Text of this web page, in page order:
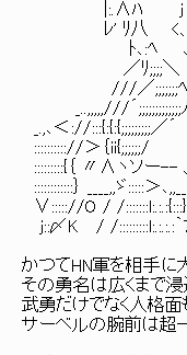
|:.∧ﾊ j ／
ﾚ' ﾘ八 <
ﾄ､:ﾍ ､_ ＿
／ﾘ;;;;
///／;;;;;;;
_..,,,,,///
_.,､＜://
:::::::::://＞｛
:::::::::{｛ 〃∧ヽソ
::::::::::::｝ ____,,ゞ
∨::::://O / /
j::〆K / /
かつてHN軍を相手に
その勇名は広くまで浸
武勇だけでなく人格
サーベルの腕前は超